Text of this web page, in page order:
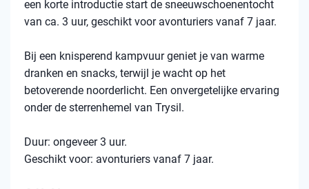
een korte introductie start de sneeuwschoenentocht
van ca. 3 uur, geschikt voor avonturiers vanaf 7 jaar.
Bij een knisperend kampvuur geniet je van warme
dranken en snacks, terwijl je wacht op het
betoverende noorderlicht. Een onvergetelijke ervaring
onder de sterrenhemel van Trysil.
Duur: ongeveer 3 uur.
Geschikt voor: avonturiers vanaf 7 jaar.